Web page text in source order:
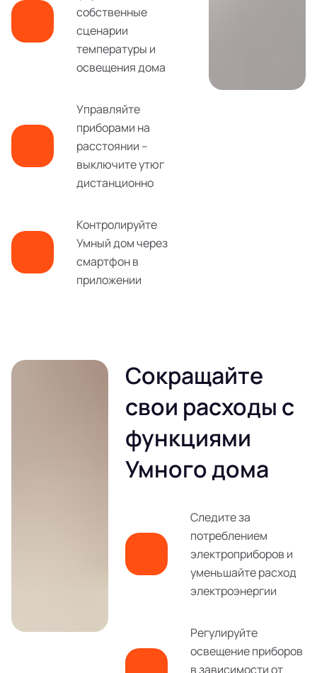
собственные
сценарии
температуры и
освещения дома
Управляйте
приборами на
расстоянии –
выключите утюг
дистанционно
Контролируйте
Умный дом через
смартфон в
приложении
Сокращайте
свои расходы с
функциями
Умного дома
Следите за
потреблением
электроприборов и
уменьшайте расход
электроэнергии
Регулируйте
освещение приборов
в зависимости от